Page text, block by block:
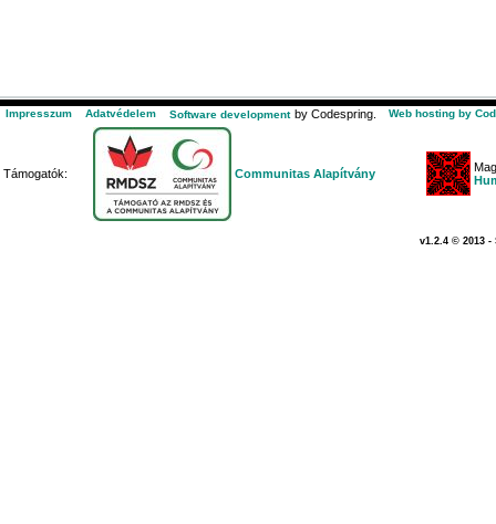
Impresszum Adatvédelem Software development by Codespring. Web hosting by
Támogatók: Communitas Alapítvány
v1.2.4 © 2013